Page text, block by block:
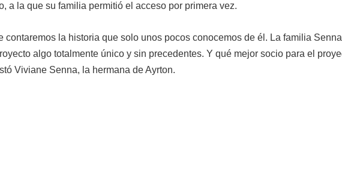
a la que su familia permitió el acceso por primera vez.
contaremos la historia que solo unos pocos conocemos de él. La familia Senna
algo totalmente único y sin precedentes. Y qué mejor socio para el
Viviane Senna, la hermana de Ayrton.